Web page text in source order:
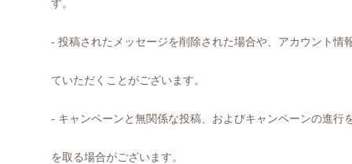
す。
- 投稿されたメッセージを削除された場合や、アカウント情
ていただくことがございます。
- キャンペーンと無関係な投稿、およびキャンペーンの進行
を取る場合がございます。